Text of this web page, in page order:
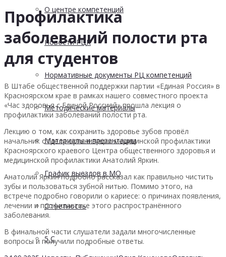
О центре компетенций
Новости РЦК
Нормативные документы РЦ компетенций
Методические материалы
Материалы и презентации
График выездов в МО
Отчетность
5 С
Профилактика
заболеваний полости рта
для студентов
В Штабе общественной поддержки партии «Единая Россия» в
Красноярском крае в рамках нашего совместного проекта
«Час здоровья с Единой Россией» прошла лекция о
профилактики заболеваний полости рта.
Лекцию о том, как сохранить здоровье зубов провёл
начальник отдела организации медицинской профилактики
Красноярского краевого Центра общественного здоровья и
медицинской профилактики Анатолий Яркин.
Анатолий Яркин подробно рассказал как правильно чистить
зубы и пользоваться зубной нитью. Помимо этого, на
встрече подробно говорили о кариесе: о причинах появления,
лечении и профилактике этого распространённого
заболевания.
В финальной части слушатели задали многочисленные
вопросы и получили подробные ответы.